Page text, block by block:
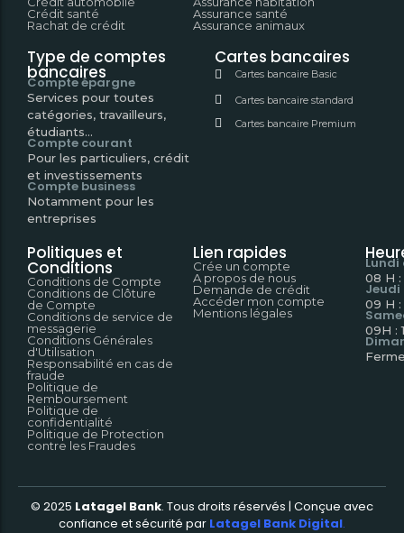
Crédit santé
Rachat de crédit
Assurance santé
Assurance animaux
Type de comptes
bancaires
Compte épargne
Services pour toutes
catégories, travailleurs,
étudiants...
Compte courant
Pour les particuliers, crédit
et investissements
Compte business
Notamment pour les
entreprises
Cartes bancaires
Cartes bancaire Basic
Cartes bancaire standard
Cartes bancaire Premium
Politiques et
Conditions
Conditions de Compte
Conditions de Clôture
de Compte
Conditions de service de
messagerie
Conditions Générales
d'Utilisation
Responsabilité en cas de
fraude
Politique de
Remboursement
Politique de
confidentialité
Politique de Protection
contre les Fraudes
Lien rapides
Crée un compte
A propos de nous
Demande de crédit
Accéder mon compte
Mentions légales
Lundi
08 H :
Jeudi
09 H :
09H :
© 2025 Latagel Bank. Tous droits réservés | Conçue avec
confiance et sécurité par Latagel Bank Digital.